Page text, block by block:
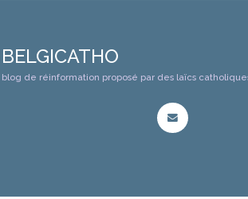
BELGICATHO
blog de réinformation proposé par des laïcs